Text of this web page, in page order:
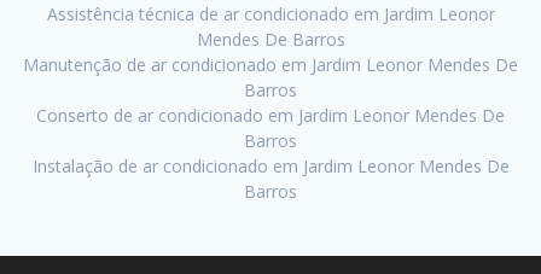
Assistência técnica de ar condicionado em Jardim Leonor
Mendes De Barros
Manutenção de ar condicionado em Jardim Leonor Mendes De
Barros
Conserto de ar condicionado em Jardim Leonor Mendes De
Barros
Instalação de ar condicionado em Jardim Leonor Mendes De
Barros